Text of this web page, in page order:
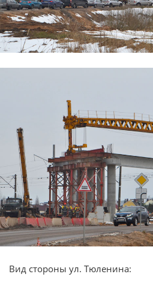
Вид стороны ул. Тюленина: